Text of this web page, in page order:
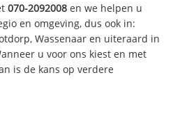
070-2092008 en we helpen u
en omgeving, dus ook in:
Wassenaar en uiteraard in
u voor ons kiest en met
is de kans op verdere